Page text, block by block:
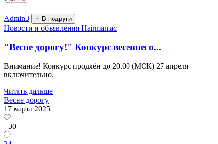
Admin3 В подруги
Новости и объявления Hairmaniac
"Весне дорогу!" Конкурс весеннего...
Внимание! Конкурс продлён до 20.00 (МСК) 27 апреля
включительно.
Читать дальше
Весне дорогу
17 марта 2025
+30